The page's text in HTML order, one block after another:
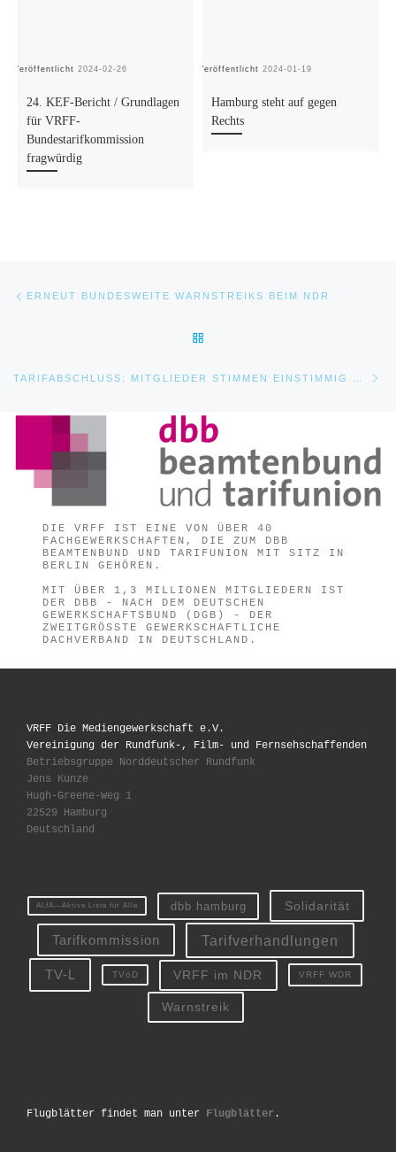
Veröffentlicht2024-02-26
24. KEF-Bericht / Grundlagen
für VRFF-
Bundestarifkommission
fragwürdig
Veröffentlicht2024-01-19
Hamburg steht auf gegen
Rechts
Beitragsnavigation
ERNEUT BUNDESWEITE WARNSTREIKS BEIM NDR
DIE VRFF IST EINE VON ÜBER 40
FACHGEWERKSCHAFTEN, DIE ZUM DBB
BEAMTENBUND UND TARIFUNION MIT SITZ IN
BERLIN GEHÖREN.
MIT ÜBER 1,3 MILLIONEN MITGLIEDERN IST
DER DBB - NACH DEM DEUTSCHEN
GEWERKSCHAFTSBUND (DGB) - DER
ZWEITGRÖSSTE GEWERKSCHAFTLICHE D
ACHVERBAND IN DEUTSCHLAND.
VRFF Die Mediengewerkschaft e.V.
Vereinigung der Rundfunk-, Film- und Fernsehschaffenden
Betriebsgruppe Norddeutscher Rundfunk
Jens Kunze
Hugh-Greene-Weg 1
22529 Hamburg
Deutschland
ALfA—Aktive Liste für Alle dbb hamburg Solidarität
Tarifkommission Tarifverhandlungen
TV-L TVöD VRFF im NDR VRFF WDR
Warnstreik
Flugblätter findet man unter Flugblätter .